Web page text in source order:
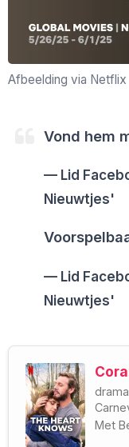
Afbeelding via Netflix
Vond hem
Lid
Nieuwtjes'
Lid
Nieuwtjes'
drama
Met